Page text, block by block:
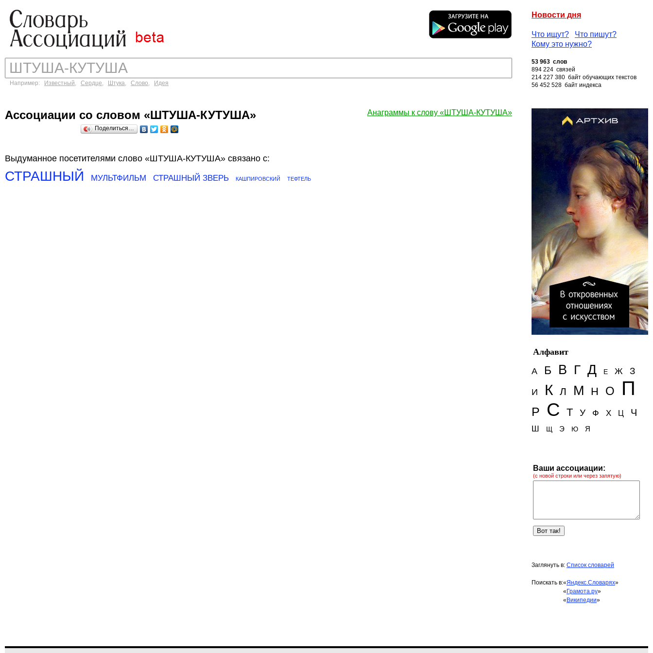
Новости дня
Что ищут?
Что пишут?
Кому это нужно?
Например: Известный, Сердце, Штука, Слово, Идея
53 963 слов
894 224 связей
214 227 380 байт обучающих текстов
56 452 528 байт индекса
Анаграммы к слову «ШТУША-КУТУША»
Ассоциации со словом «ШТУША-КУТУША»
Поделиться…
Выдуманное посетителями слово «ШТУША-КУТУША» связано с:
СТРАШНЫЙ МУЛЬТФИЛЬМ СТРАШНЫЙ ЗВЕРЬ КАШПИРОВСКИЙ ТЕФТЕЛЬ
Алфавит
А
Б В Г Д Е Ж З
И К Л М Н О П
Р С Т У Ф Х Ц Ч
Ш Щ Э Ю Я
Ваши ассоциации:
(с новой строки или через запятую)
Заглянуть в: Список словарей
Поискать в:«Яндекс.Словарях»
« Грамота.ру»
« Википедии»